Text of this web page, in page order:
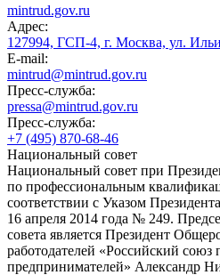
mintrud.gov.ru
Адрес:
127994, ГСП-4, г. Москва, ул.
E-mail:
mintrud@mintrud.gov.ru
Пресс-служба:
pressa@mintrud.gov.ru
Пресс-служба:
+7 (495) 870-68-46
Национальный совет
Национальный совет при
по профессиональным
соответствии с Указом
16 апреля 2014 года № 249.
совета является Президент
работодателей «Российский
предпринимателей» Александр